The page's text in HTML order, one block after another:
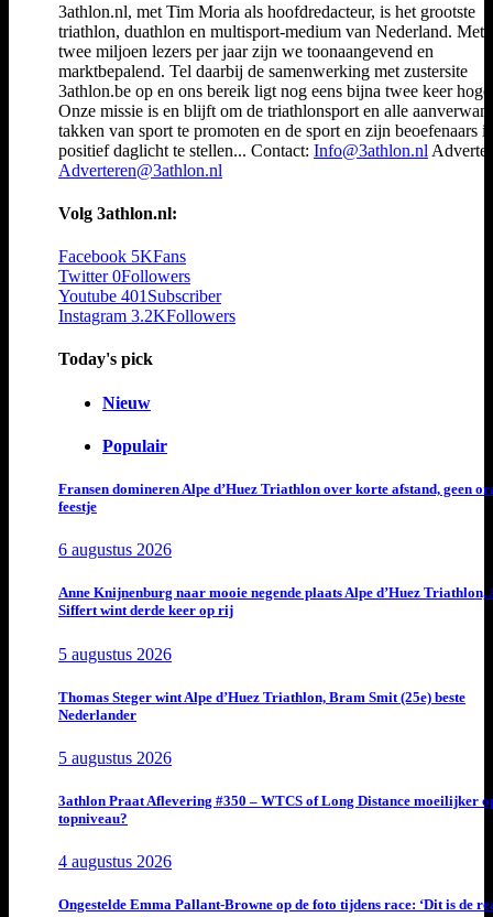
3athlon.nl, met Tim Moria als hoofdredacteur, is het grootste
triathlon, duathlon en multisport-medium van Nederland. Met
twee miljoen lezers per jaar zijn we toonaangevend en
marktbepalend. Tel daarbij de samenwerking met zustersite
3athlon.be op en ons bereik ligt nog eens bijna twee keer
Onze missie is en blijft om de triathlonsport en alle
takken van sport te promoten en de sport en zijn beoefenaars
positief daglicht te stellen... Contact: Info@3athlon.nl
Adverteren@3athlon.nl
Volg 3athlon.nl:
Facebook 5KFans
Twitter 0Followers
Youtube 401 Subscriber
Instagram 3.2KFollowers
Today's pick
Nieuw
Populair
Fransen domineren Alpe d’Huez Triathlon over korte afstand, geen
feestje
6 augustus 2026
Anne Knijnenburg naar mooie negende plaats Alpe d’Huez Triathlon,
Siffert wint derde keer op rij
5 augustus 2026
Thomas Steger wint Alpe d’Huez Triathlon, Bram Smit (25e) beste
Nederlander
5 augustus 2026
3athlon Praat Aflevering #350 – WTCS of Long Distance moeilijker
topniveau?
4 augustus 2026
Ongestelde Emma Pallant-Browne op de foto tijdens race: ‘Dit is de